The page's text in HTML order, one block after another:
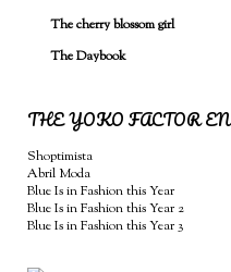
The cherry blossom girl
The Daybook
THE YOKO FACTOR EN
Shoptimista
Abril Moda
Blue Is in Fashion this Year
Blue Is in Fashion this Year 2
Blue Is in Fashion this Year 3